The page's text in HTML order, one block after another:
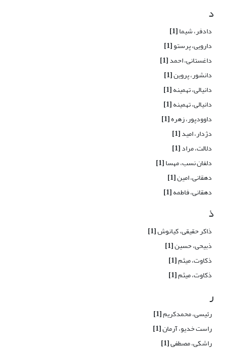
د
دادفر، شیما[1]
دارویی، پرستو[1]
داغستانی، احمد[1]
دانشور، پروین[1]
دانیالی، تهمینه[1]
دانیالی، تهمینه[1]
داوودپور، زهره[1]
دژدار، امید[1]
دلالت، مراد[1]
دلفان نسب، مهسا[1]
دهقانی، امین[1]
دهقانی، فاطمه[1]
ذ
ذاکر حقیقی، کیانوش[1]
ذبیحی، حسین[1]
ذکاوت، میثم[1]
ذکاوت، میثم[1]
ر
رئیسی، محمدکریم[1]
راست خدیو، آرمان[1]
راشکی، مصطفی[1]